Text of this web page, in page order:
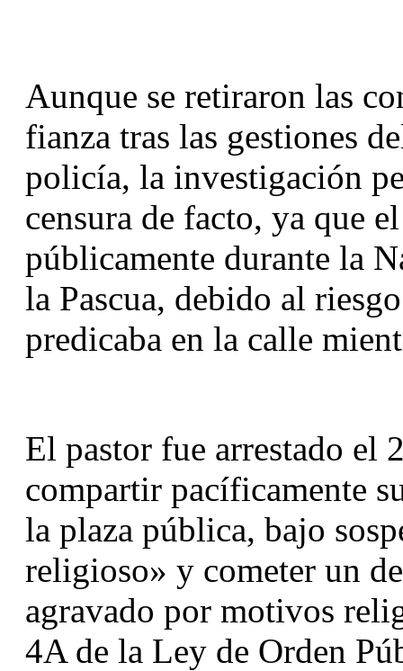
Aunque se retiraron las
fianza tras las gestiones
policía, la investigación
censura de facto, ya que
públicamente durante la
la Pascua, debido al
predicaba en la calle
El pastor fue arrestado el
compartir pacíficamente
la plaza pública, bajo
religioso» y cometer un
agravado por motivos
4A de la Ley de Orden